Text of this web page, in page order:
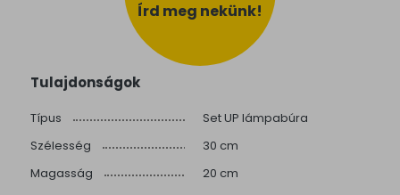
Írd meg nekünk!
Tulajdonságok
Típus
Set UP lámpabúra
Szélesség
30 cm
Magasság
20 cm